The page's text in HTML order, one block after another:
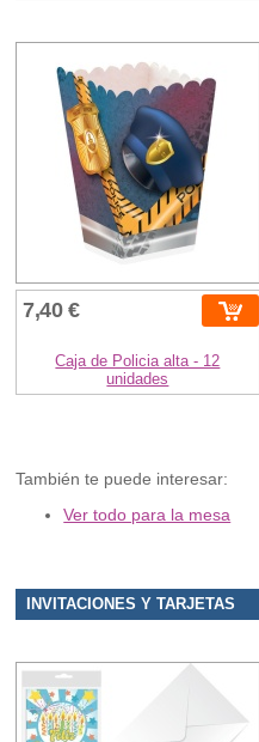
7,40 €
Caja de Policia alta - 12
unidades
También te puede interesar:
Ver todo para la mesa
INVITACIONES Y TARJETAS